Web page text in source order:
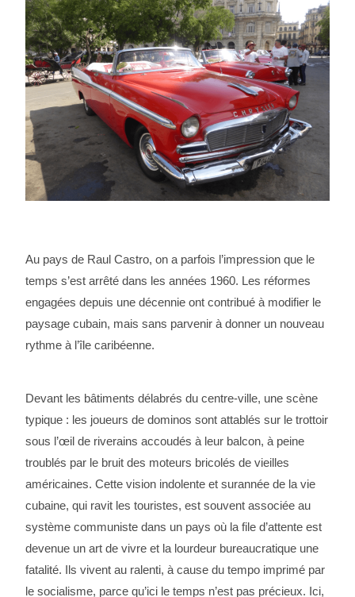
Au pays de Raul Castro, on a parfois l’impression que le
temps s’est arrêté dans les années 1960. Les réformes
engagées depuis une décennie ont contribué à modifier le
paysage cubain, mais sans parvenir à donner un nouveau
rythme à l’île caribéenne.
Devant les bâtiments délabrés du centre-ville, une scène
typique : les joueurs de dominos sont attablés sur le trottoir
sous l’œil de riverains accoudés à leur balcon, à peine
troublés par le bruit des moteurs bricolés de vieilles
américaines. Cette vision indolente et surannée de la vie
cubaine, qui ravit les touristes, est souvent associée au
système communiste dans un pays où la file d’attente est
devenue un art de vivre et la lourdeur bureaucratique une
fatalité. Ils vivent au ralenti, à cause du tempo imprimé par
le socialisme, parce qu’ici le temps n’est pas précieux. Ici,